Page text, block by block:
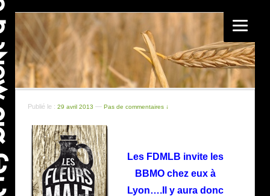
Publié le : 29 avril 2013 — Pas de commentaires ↓
Les FDMLB invite les
BBMO chez eux à
Lyon….Il y aura donc